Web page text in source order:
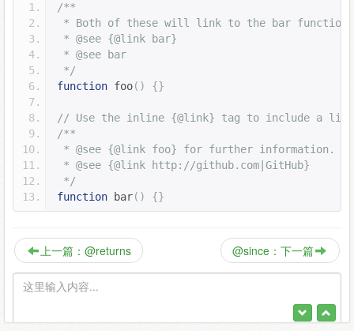
/**
* Both of these will link to the bar function.
* @see {@link bar}
* @see bar
*/
function foo() {}
// Use the inline {@link} tag to include a
/**
* @see {@link foo} for further information.
* @see {@link http://github.com|GitHub}
*/
function bar() {}
上一篇：@returns @since：下一篇